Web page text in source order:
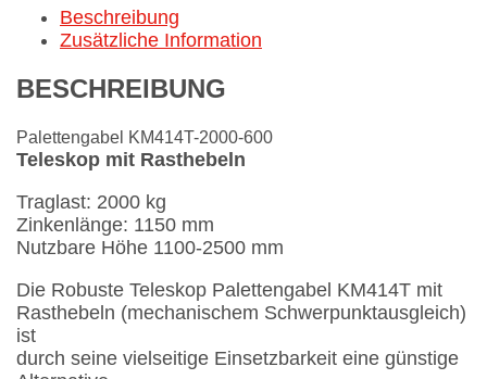
Beschreibung
Zusätzliche Information
BESCHREIBUNG
Palettengabel KM414T-2000-600
Teleskop mit Rasthebeln
Traglast: 2000 kg
Zinkenlänge: 1150 mm
Nutzbare Höhe 1100-2500 mm
Die Robuste Teleskop Palettengabel KM414T mit
Rasthebeln (mechanischem Schwerpunktausgleich)
ist
durch seine vielseitige Einsetzbarkeit eine günstige